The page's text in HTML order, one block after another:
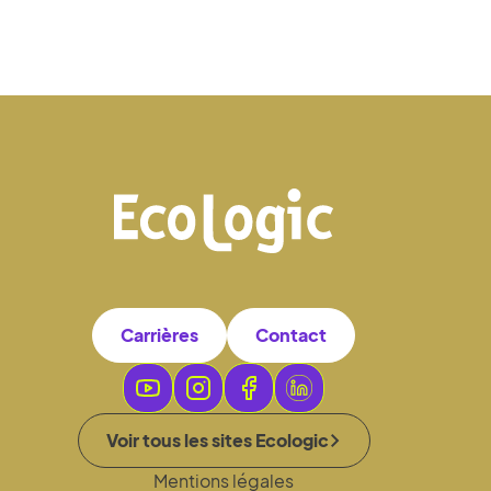
Carrières Contact
Voir tous les sites Ecologic
Mentions légales